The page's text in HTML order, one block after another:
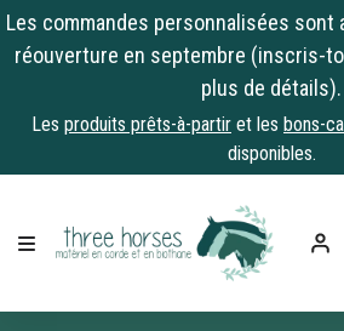
Les commandes personnalisées
réouverture en septembre (inscris-
plus de détails).
Les produits prêts-à-partir et les bons-
disponibles.
content